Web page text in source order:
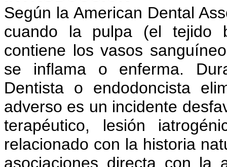
Según la American Dental
cuando la pulpa (el tejido
contiene los vasos
se inflama o enferma.
Dentista o endodoncista
adverso es un incidente
terapéutico, lesión
relacionado con la historia
asociaciones directa con la